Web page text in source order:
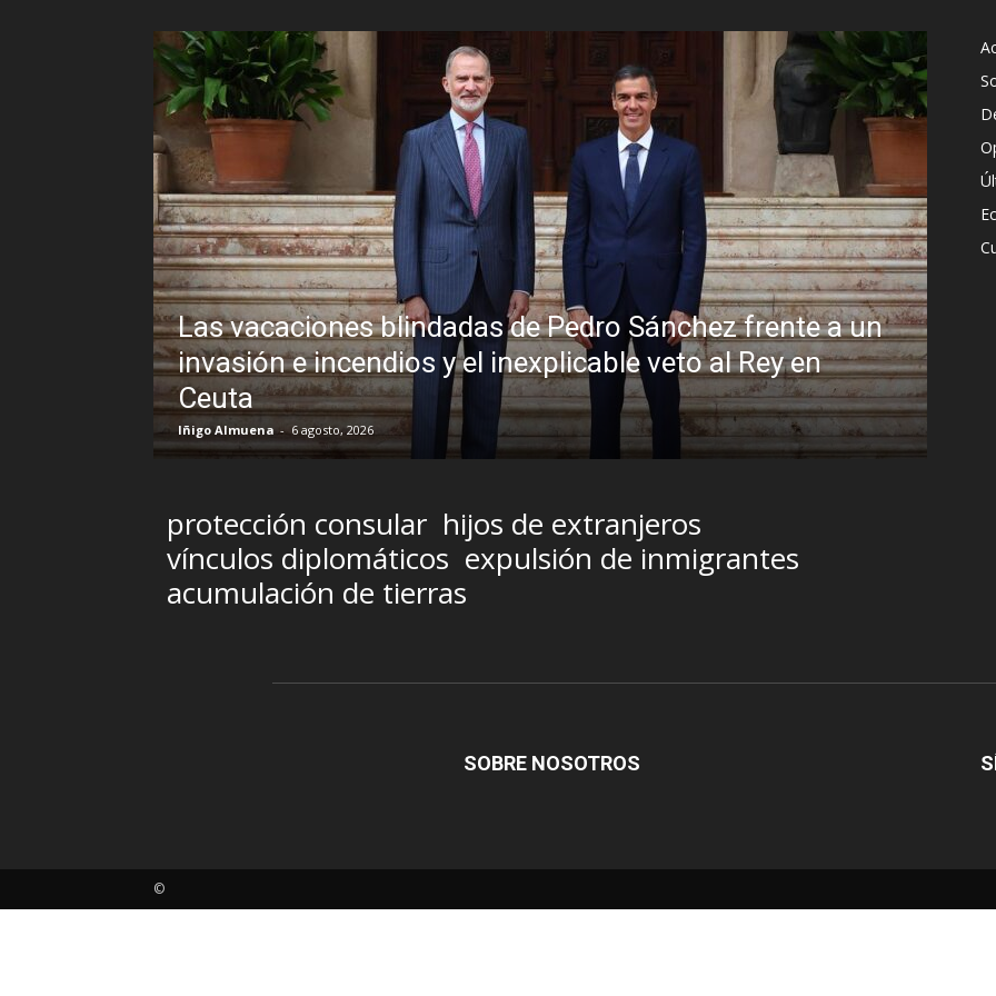
de Pedro Sánchez frente a un
inexplicable veto al Rey en
Sin disimulo: la peligrosa
Brasil y la sombra del Foro de São Paulo
R.C. Gómez 5 agosto, 2026
protección consular hijos de extranjeros
vínculos diplomáticos expulsión de inmigrantes
acumulación de tierras
SOBRE NOSOTROS
©